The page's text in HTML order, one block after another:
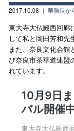
2017.10.08 ｜ 華務長か
東大寺大仏殿西回廊
して私と岡田芳和先
また、奈良文化会館
び奈良市茶華道連盟
れています。